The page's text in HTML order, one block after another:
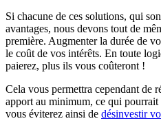
Si chacune de ces solutions, qui
avantages, nous devons tout de
première. Augmenter la durée de
le coût de vos intérêts. En toute
paierez, plus ils vous coûteront !
Cela vous permettra cependant de
apport au minimum, ce qui
vous éviterez ainsi de désinvestir